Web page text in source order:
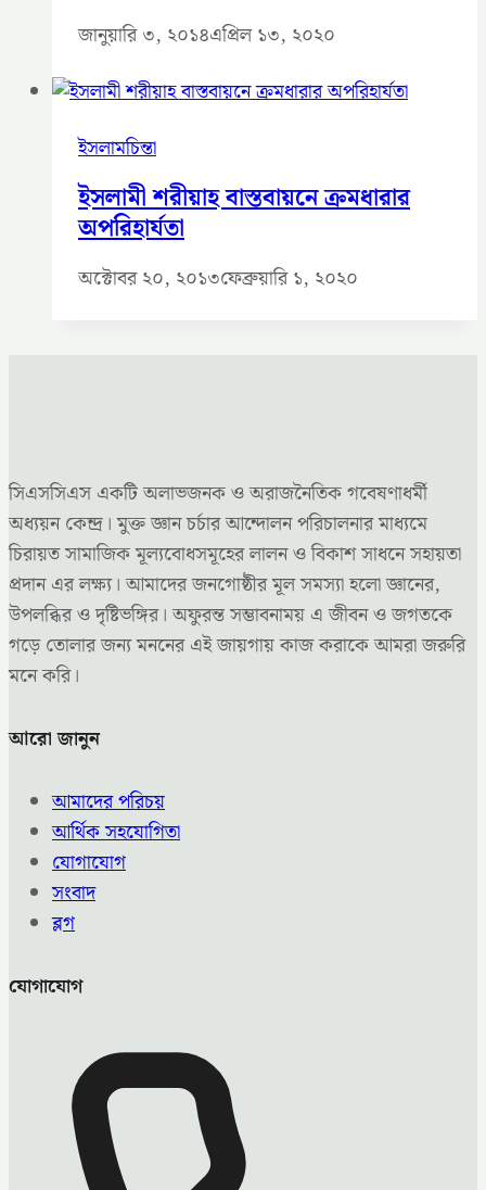
জানুয়ারি ৩, ২০১৪এপ্রিল ১৩, ২০২০
ইসলামচিন্তা
ইসলামী শরীয়াহ বাস্তবায়নে ক্রমধারার
অপরিহার্যতা
অক্টোবর ২০, ২০১৩ফেব্রুয়ারি ১, ২০২০
সিএসসিএস একটি অলাভজনক ও অরাজনৈতিক গবেষণাধর্মী
অধ্যয়ন কেন্দ্র। মুক্ত জ্ঞান চর্চার আন্দোলন পরিচালনার মাধ্যমে
চিরায়ত সামাজিক মূল্যবোধসমূহের লালন ও বিকাশ সাধনে সহায়তা
প্রদান এর লক্ষ্য। আমাদের জনগোষ্ঠীর মূল সমস্যা হলো জ্ঞানের,
উপলব্ধির ও দৃষ্টিভঙ্গির। অফুরন্ত সম্ভাবনাময় এ জীবন ও জগতকে
গড়ে তোলার জন্য মননের এই জায়গায় কাজ করাকে আমরা জরুরি
মনে করি।
আরো জানুন
আমাদের পরিচয়
আর্থিক সহযোগিতা
যোগাযোগ
সংবাদ
ব্লগ
যোগাযোগ